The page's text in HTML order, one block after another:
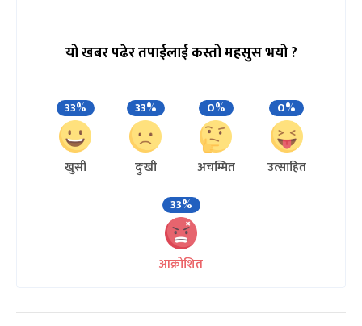
यो खबर पढेर तपाईलाई कस्तो महसुस भयो ?
33%
खुसी
33%
दुःखी
0%
अचम्मित
0%
उत्साहित
33%
आक्रोशित